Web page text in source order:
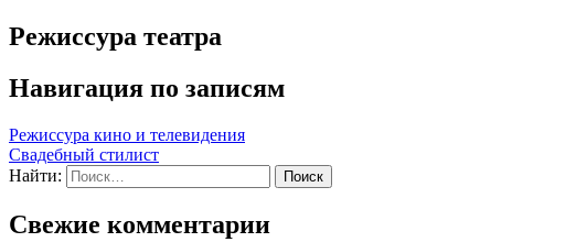
Режиссура театра
Навигация по записям
Режиссура кино и телевидения
Свадебный стилист
Найти:
Свежие комментарии